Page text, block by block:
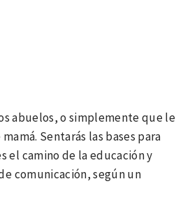
abuelos, o simplemente que le
Sentarás las bases para
el camino de la educación y
comunicación, según un